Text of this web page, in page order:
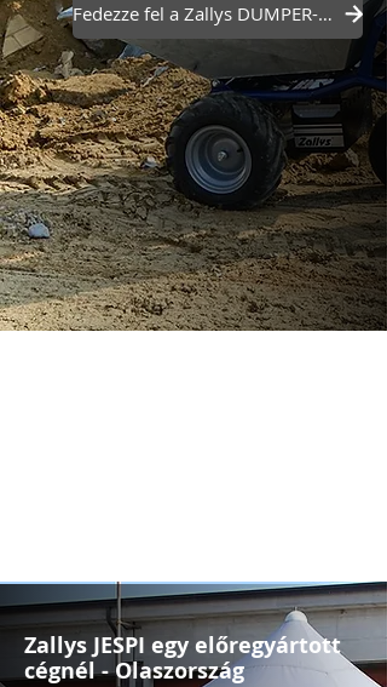
Fedezze fel a Zallys DUMPER-JET-et
Zallys JESPI egy előregyártott
cégnél - Olaszország